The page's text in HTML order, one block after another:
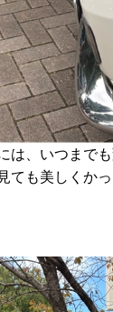
は、いつまで
ても美しくかっ